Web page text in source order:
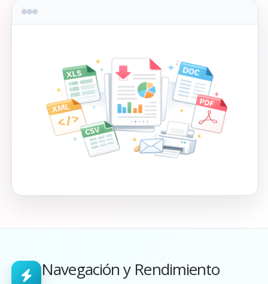
Navegación y Rendimiento